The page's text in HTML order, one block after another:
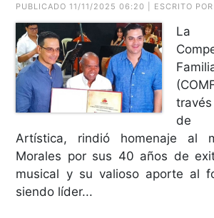
PUBLICADO 11/11/2025 06:20 | ESCRITO POR
La
de
Artística, rindió homenaje al
Morales por sus 40 años de
musical y su valioso aporte al
siendo líder...